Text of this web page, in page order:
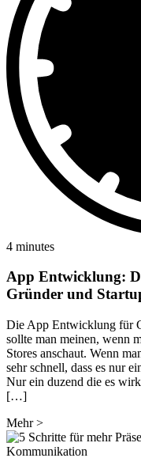
4 minutes
App Entwicklung:
Gründer und
Die App Entwicklung für
sollte man meinen, wenn
Stores anschaut. Wenn
sehr schnell, dass es nur
Nur ein duzend die es
[…]
Mehr>